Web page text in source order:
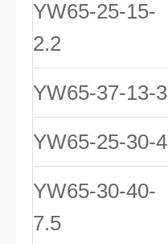
YW65-25-15-
2.2
YW65-37-13-3
YW65-25-30-4
YW65-30-40-
7.5